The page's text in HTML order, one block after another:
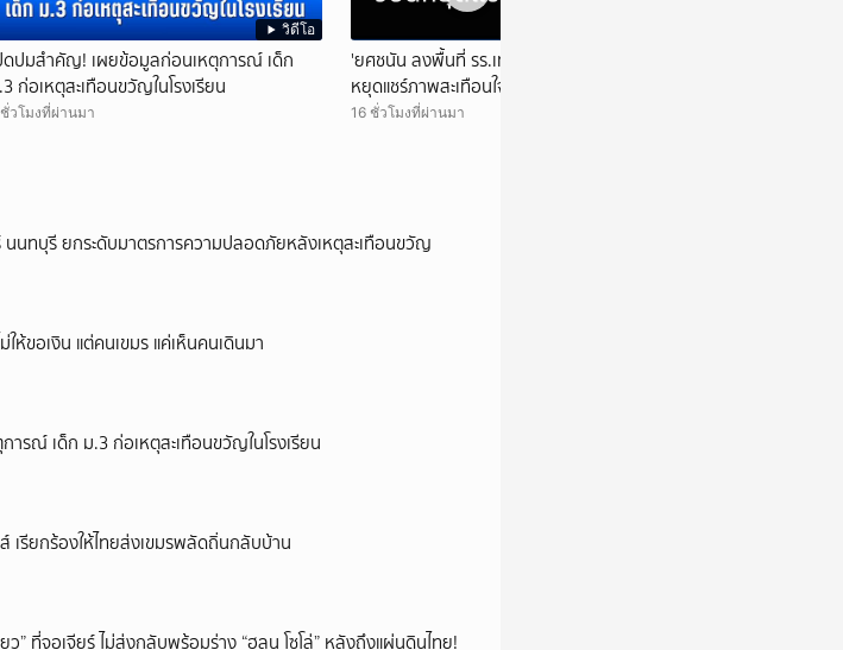
วิดีโอ
ดปมสำคัญ! เผยข้อมูลก่อนเหตุการณ์ เด็ก
ก่อเหตุสะเทือนขวัญในโรงเรียน
วโมงที่ผ่านมา
'ยศชนัน ลงพื้นที่ รร.เทพศิรินทร์ นนทบุรี วอน
หยุดแชร์ภาพสะเทือนใจ
16 ชั่วโมงที่ผ่านมา
นนทบุรี ยกระดับมาตรการความปลอดภัยหลังเหตุสะเทือนขวัญ
ห้ขอเงิน แต่คนเขมร แค่เห็นคนเดินมา
รณ์ เด็ก ม.3 ก่อเหตุสะเทือนขวัญในโรงเรียน
รียกร้องให้ไทยส่งเขมรพลัดถิ่นกลับบ้าน
” ที่จอเจียร์ ไม่ส่งกลับพร้อมร่าง “ฮลุน โซโล่” หลังถึงแผ่นดินไทย!